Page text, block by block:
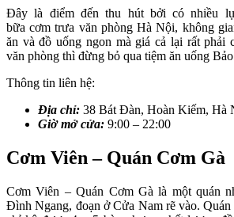
Đây là điểm đến thu hút bởi có nhiều
bữa cơm trưa văn phòng Hà Nội, không
ăn và đồ uống ngon mà giá cả lại rất phải
văn phòng thì đừng bỏ qua tiệm ăn uống
Thông tin liên hệ:
Địa chỉ: 38 Bát Đàn, Hoàn Kiếm, Hà
Giờ mở cửa: 9:00 – 22:00
Cơm Viên – Quán Cơm Gà
Cơm Viên – Quán Cơm Gà là một quán
Đình Ngang, đoạn ở Cửa Nam rẽ vào.